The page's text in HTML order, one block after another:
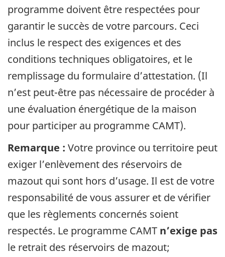
programme doivent être respectées pour
garantir le succès de votre parcours. Ceci
inclus le respect des exigences et des
conditions techniques obligatoires, et le
remplissage du formulaire d’attestation. (Il
n’est peut-être pas nécessaire de procéder à
une évaluation énergétique de la maison
pour participer au programme CAMT).
Remarque : Votre province ou territoire peut
exiger l’enlèvement des réservoirs de
mazout qui sont hors d’usage. Il est de votre
responsabilité de vous assurer et de vérifier
que les règlements concernés soient
respectés. Le programme CAMT n’exige pas
le retrait des réservoirs de mazout;